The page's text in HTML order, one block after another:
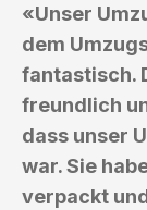
«Unser
dem
fantastisch.
freundlich
dass unser
war. Sie
verpackt